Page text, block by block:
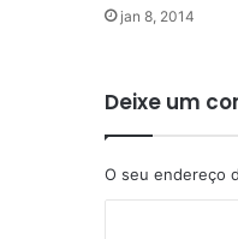
jan 8, 2014
Deixe um
O seu endereço